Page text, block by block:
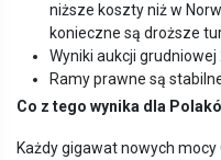
niższe koszty niż w
konieczne są droższe
Wyniki aukcji grudniowej
Ramy prawne są
Co z tego wynika dla
Każdy gigawat nowych